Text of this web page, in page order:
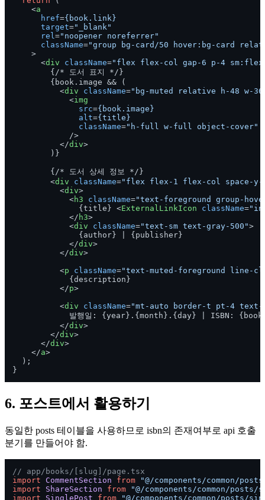
<a
href={book.link}
target="_blank"
rel ="noopener noreferrer"
className="group bg-card/50 hover:bg-card
    >
<div className="flex flex-col gap-6 p-4
        {/* 도서 표지 */}
        {book.image && (
<div className="bg-muted relative h-48 w-
<img
src={book.image}
alt={title}
className="h-full w-full object-cover"
            />
</div>
        )}
        {/* 도서 상세 정보 */}
<div className="flex flex-1 flex-col space-y-
<div>
<h3 className="text-foreground group-
              {title}
<ExternalLinkIcon className=
</ h3>
<div className="text-sm text-gray-500">
              {author} | {publisher}
</div>
</div>
<p className="text-muted-foreground line-
            {description}
</p>
<div className="mt-auto border-t pt-4 text-
발행일: {year}.{month}.{day} | ISBN:
</div>
</div>
</div>
</a>
  );
6. 포스트에서 활용하기
동일한 posts 테이블을 사용하므로 isbn의 존재여부로 api 호출
분기를 만들어야 함.
// app/books/[slug]/page.tsx
import
CommentSection from
"@/components/common/
import
ShareSection from
"@/components/common/
import
SinglePost from
"@/components/common/posts/